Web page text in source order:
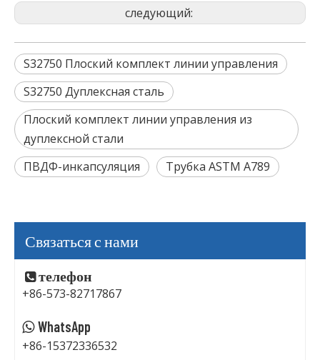
следующий:
S32750 Плоский комплект линии управления
S32750 Дуплексная сталь
Плоский комплект линии управления из
дуплексной стали
ПВДФ-инкапсуляция
Трубка ASTM A789
Связаться с нами
 телефон
+86-573-82717867
 WhatsApp
+86-15372336532